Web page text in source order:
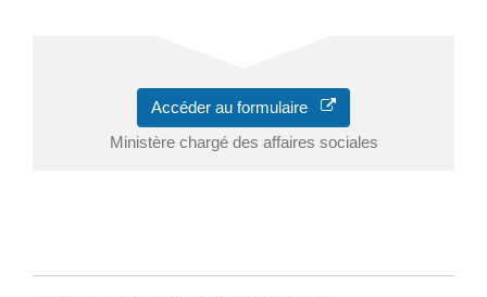
Accéder au formulaire
Ministère chargé des affaires sociales